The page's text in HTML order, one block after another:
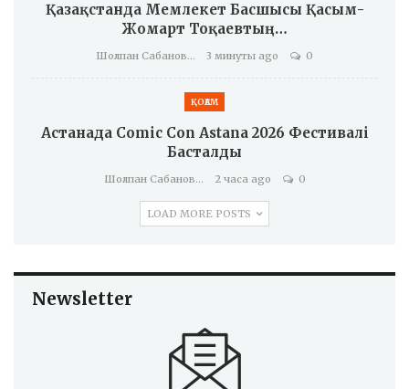
Қазақстанда Мемлекет Басшысы Қасым-
Жомарт Тоқаевтың…
Шолпан Сабанова 3 минуты ago 0
ҚОҒАМ
Астанада Comic Con Astana 2026 Фестивалі
Басталды
Шолпан Сабанова 2 часа ago 0
LOAD MORE POSTS
Newsletter